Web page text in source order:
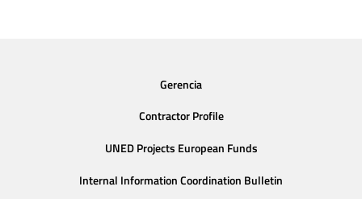
Gerencia
Contractor Profile
UNED Projects European Funds
Internal Information Coordination Bulletin